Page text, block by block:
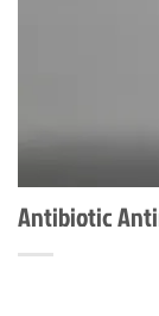
Antibiotic